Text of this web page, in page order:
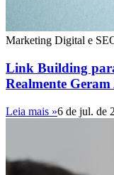
Marketing Digital e
Link Building
Realmente
Leia mais »6 de jul. de